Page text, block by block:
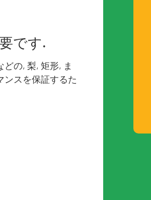
です.
の, 梨, 矩形, ま
ンスを保証するた